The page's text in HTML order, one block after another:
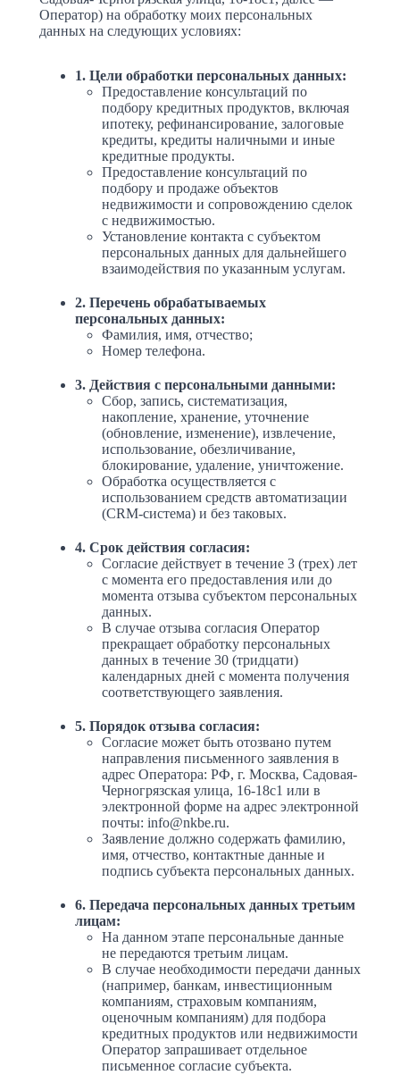
Оператор) на обработку моих персональных
данных на следующих условиях:
1. Цели обработки персональных данных:
Предоставление консультаций по
подбору кредитных продуктов, включая
ипотеку, рефинансирование, залоговые
кредиты, кредиты наличными и иные
кредитные продукты.
Предоставление консультаций по
подбору и продаже объектов
недвижимости и сопровождению сделок
с недвижимостью.
Установление контакта с субъектом
персональных данных для дальнейшего
взаимодействия по указанным услугам.
2. Перечень обрабатываемых
персональных данных:
Фамилия, имя, отчество;
Номер телефона.
3. Действия с персональными данными:
Сбор, запись, систематизация,
накопление, хранение, уточнение
(обновление, изменение), извлечение,
использование, обезличивание,
блокирование, удаление, уничтожение.
Обработка осуществляется с
использованием средств автоматизации
(CRM-система) и без таковых.
4. Срок действия согласия:
Согласие действует в течение 3 (трех) лет
с момента его предоставления или до
момента отзыва субъектом персональных
данных.
В случае отзыва согласия Оператор
прекращает обработку персональных
данных в течение 30 (тридцати)
календарных дней с момента получения
соответствующего заявления.
5. Порядок отзыва согласия:
Согласие может быть отозвано путем
направления письменного заявления в
адрес Оператора: РФ, г. Москва, Садовая-
Черногрязская улица, 16-18с1 или в
электронной форме на адрес электронной
почты: info@nkbe.ru.
Заявление должно содержать фамилию,
имя, отчество, контактные данные и
подпись субъекта персональных данных.
6. Передача персональных данных третьим
лицам:
На данном этапе персональные данные
не передаются третьим лицам.
В случае необходимости передачи данных
(например, банкам, инвестиционным
компаниям, страховым компаниям,
оценочным компаниям) для подбора
кредитных продуктов или недвижимости
Оператор запрашивает отдельное
письменное согласие субъекта.